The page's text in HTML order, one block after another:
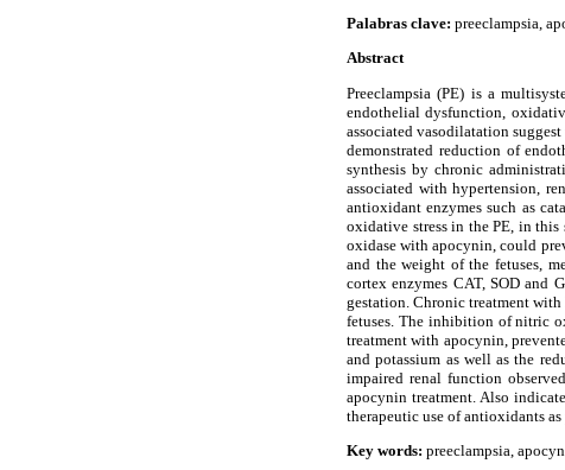
Palabras clave: preeclampsia,
Abstract
Preeclampsia (PE) is a
endothelial dysfunction,
associated vasodilatation
demonstrated reduction of
synthesis by chronic
associated with hypertension,
antioxidant enzymes such as
oxidative stress in the PE, in
oxidase with apocynin, could
and the weight of the fetuses,
cortex enzymes CAT, SOD and
gestation. Chronic treatment
fetuses. The inhibition of nitric
treatment with apocynin,
and potassium as well as the
impaired renal function
apocynin treatment. Also
therapeutic use of antioxidants
Key words: preeclampsia,